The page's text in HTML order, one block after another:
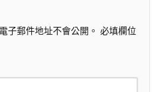
子郵件地址不會公開。 必填欄位